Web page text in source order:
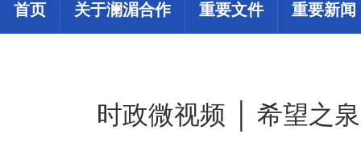
首页 关于澜湄合作 重要文件 重要新闻
时政微视频 │ 希望之泉